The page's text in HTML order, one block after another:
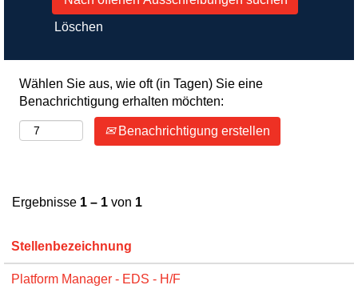
Löschen
Wählen Sie aus, wie oft (in Tagen) Sie eine
Benachrichtigung erhalten möchten:
Benachrichtigung erstellen
Ergebnisse 1 – 1 von 1
Stellenbezeichnung
Platform Manager - EDS - H/F